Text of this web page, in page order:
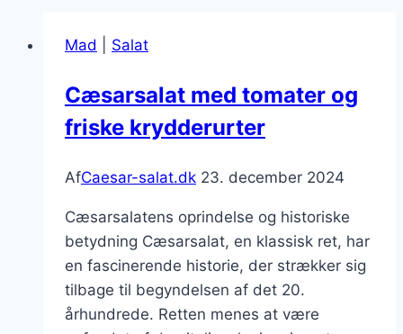
Mad Salat
Cæsarsalat med tomater og
friske krydderurter
AfCaesar-salat.dk 23. december 2024
Cæsarsalatens oprindelse og historiske
betydning Cæsarsalat, en klassisk ret, har
en fascinerende historie, der strækker sig
tilbage til begyndelsen af det 20.
århundrede. Retten menes at være